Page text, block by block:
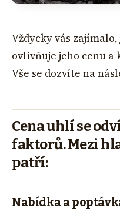
Vždycky vás zajímalo,
ovlivňuje jeho cenu a
Vše se dozvíte na
Cena uhlí se
faktorů. Mezi
patří:
Nabídka a